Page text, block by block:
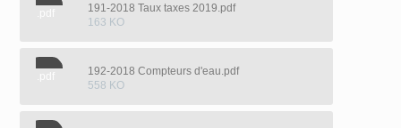
.pdf
191-2018 Taux taxes 2019.pdf
163 KO
.pdf
192-2018 Compteurs d'eau.pdf
558 KO